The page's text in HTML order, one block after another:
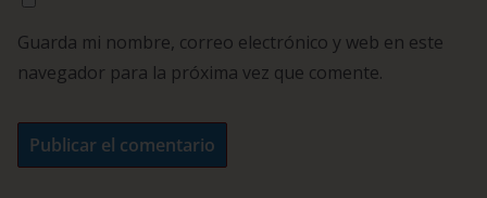
Guarda mi nombre, correo electrónico y web en este
navegador para la próxima vez que comente.